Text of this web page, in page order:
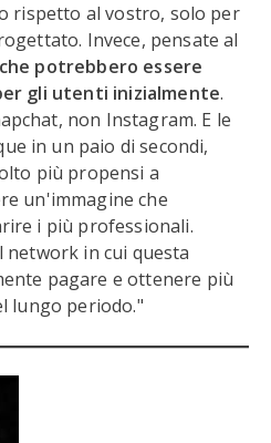
rispetto al vostro, solo per
Invece, pensate al
potrebbero essere
gli utenti inizialmente.
non Instagram. E le
in un paio di secondi,
più propensi a
un'immagine che
i più professionali.
network in cui questa
pagare e ottenere più
lungo periodo."